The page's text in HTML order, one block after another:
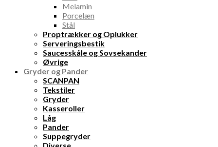
Melamin
Porcelæn
Stål
Proptrækker og Oplukker
Serveringsbestik
Saucesskåle og Sovsekander
Øvrige
Gryder og Pander
SCANPAN
Tekstiler
Gryder
Kasseroller
Låg
Pander
Suppegryder